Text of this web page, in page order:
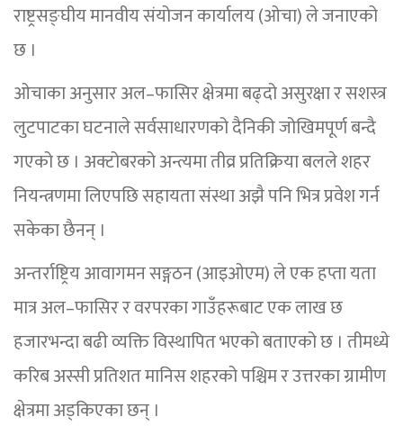
राष्ट्रसङ्घीय मानवीय संयोजन कार्यालय (ओचा) ले जनाएको
छ ।
ओचाका अनुसार अल–फासिर क्षेत्रमा बढ्दो असुरक्षा र सशस्त्र
लुटपाटका घटनाले सर्वसाधारणको दैनिकी जोखिमपूर्ण बन्दै
गएको छ । अक्टोबरको अन्त्यमा तीव्र प्रतिक्रिया बलले शहर
नियन्त्रणमा लिएपछि सहायता संस्था अझै पनि भित्र प्रवेश गर्न
सकेका छैनन् ।
अन्तर्राष्ट्रिय आवागमन सङ्गठन (आइओएम) ले एक हप्ता यता
मात्र अल–फासिर र वरपरका गाउँहरूबाट एक लाख छ
हजारभन्दा बढी व्यक्ति विस्थापित भएको बताएको छ । तीमध्ये
करिब अस्सी प्रतिशत मानिस शहरको पश्चिम र उत्तरका ग्रामीण
क्षेत्रमा अड्किएका छन् ।